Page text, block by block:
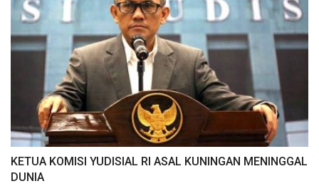
KETUA KOMISI YUDISIAL RI ASAL KUNINGAN MENINGGAL
DUNIA